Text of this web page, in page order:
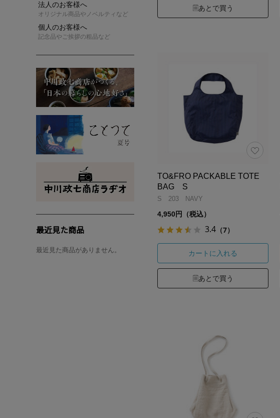
法人のお客様へ
オリジナル商品やノベルティなど
個人のお客様へ
記念品やご挨拶の粗品など
最近見た商品
最近見た商品がありません。
あとで買う
TO&FRO PACKABLE TOTE
BAG S
S 203 NAVY
4,950円（税込）
3.4 （7）
カートに入れる
あとで買う